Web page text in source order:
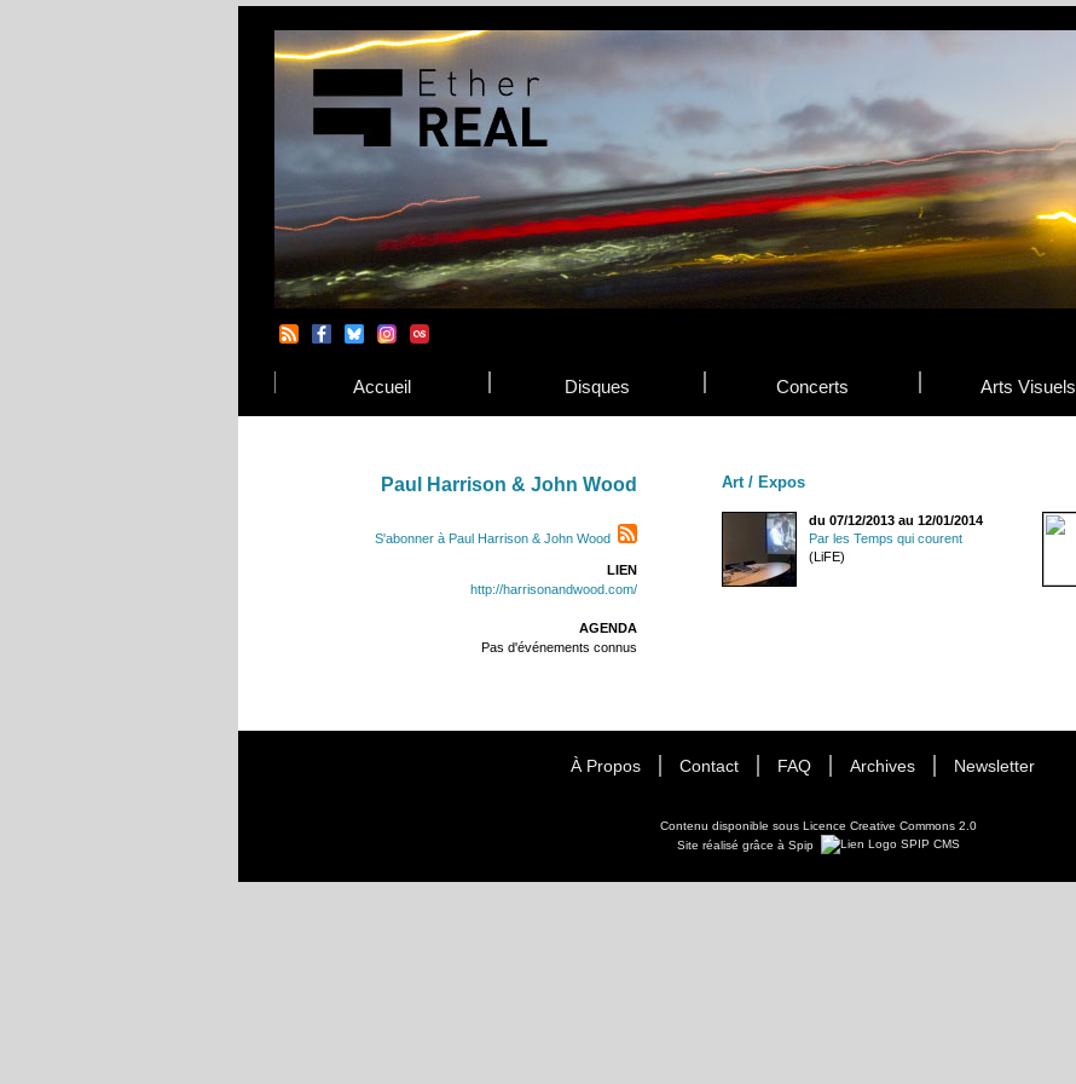
Accueil Disques Concerts Arts Visuels
Paul Harrison & John Wood
S'abonner à Paul Harrison & John Wood
LIEN
http://harrisonandwood.com/
AGENDA
Pas d'événements connus
Art / Expos
du 07/12/2013 au 12/01/2014
Par les Temps qui courent
(LiFE)
À Propos Contact FAQ Archives Newsletter
Contenu disponible sous Licence Creative Commons 2.0
Site réalisé grâce à Spip